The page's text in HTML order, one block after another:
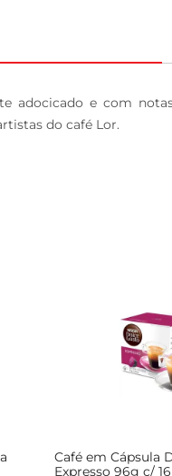
adocicado e com
do café Lor.
Café em Cápsula
Expresso 96g c/